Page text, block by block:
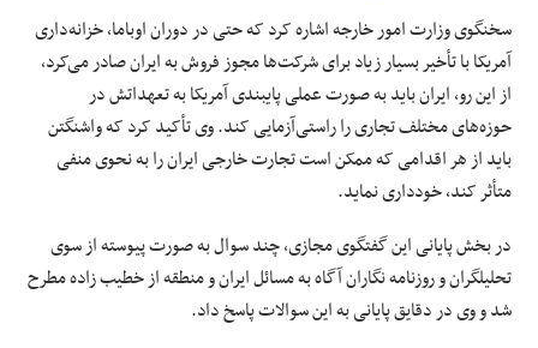
سخنگوی وزارت امور خارجه اشاره کرد که حتی در دوران اوباما، خزانه‌داری
آمریکا با تأخیر بسیار زیاد برای شرکت‌ها مجوز فروش به ایران صادر می‌کرد،
از این رو، ایران باید به صورت عملی پایبندی آمریکا به تعهداتش در
حوزه‌های مختلف تجاری را راستی‌آزمایی کند. وی تأکید کرد که واشنگتن
باید از هر اقدامی که ممکن است تجارت خارجی ایران را به نحوی منفی
متأثر کند، خودداری نماید.
در بخش پایانی این گفتگوی مجازی، چند سوال به صورت پیوسته از سوی
تحلیلگران و روزنامه نگاران آگاه به مسائل ایران و منطقه از خطیب زاده مطرح
شد و وی در دقایق پایانی به این سوالات پاسخ داد.